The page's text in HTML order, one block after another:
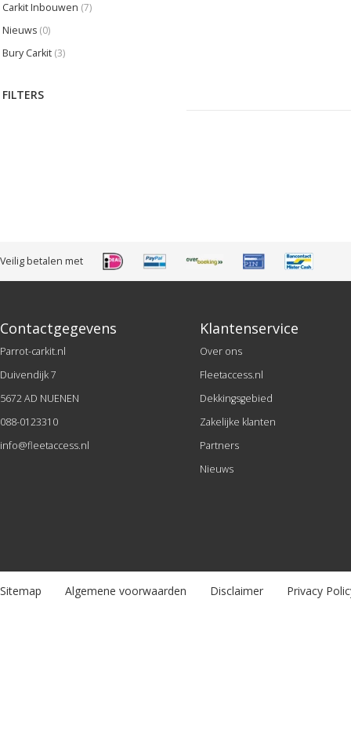
Carkit Inbouwen (7)
Nieuws (0)
Bury Carkit (3)
FILTERS
Veilig betalen met
Contactgegevens
Parrot-carkit.nl
Duivendijk 7
5672 AD NUENEN
088-0123310
info@fleetaccess.nl
Klantenservice
Over ons
Fleetaccess.nl
Dekkingsgebied
Zakelijke klanten
Partners
Nieuws
Sitemap Algemene voorwaarden Disclaimer Privacy